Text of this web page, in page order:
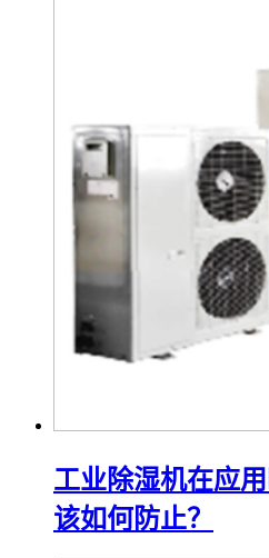
工业除湿机在应
该如何防止？